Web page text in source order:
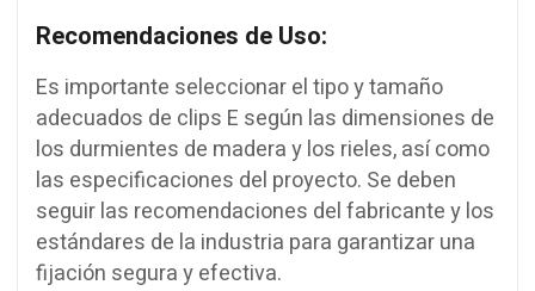
Recomendaciones de Uso:
Es importante seleccionar el tipo y tamaño
adecuados de clips E según las dimensiones de
los durmientes de madera y los rieles, así como
las especificaciones del proyecto. Se deben
seguir las recomendaciones del fabricante y los
estándares de la industria para garantizar una
fijación segura y efectiva.